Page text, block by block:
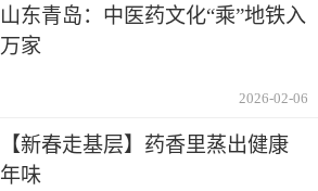
山东青岛：中医药文化“乘”地铁入
万家
2026-02-06
【新春走基层】药香里蒸出健康
年味